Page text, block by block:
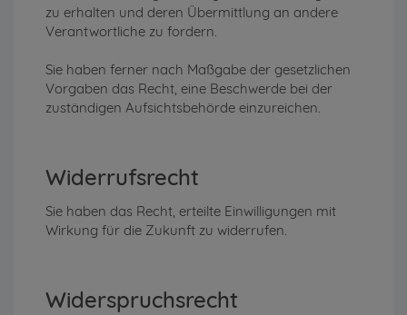
zu erhalten und deren Übermittlung an andere
Verantwortliche zu fordern.
Sie haben ferner nach Maßgabe der gesetzlichen
Vorgaben das Recht, eine Beschwerde bei der
zuständigen Aufsichtsbehörde einzureichen.
Widerrufsrecht
Sie haben das Recht, erteilte Einwilligungen mit
Wirkung für die Zukunft zu widerrufen.
Widerspruchsrecht